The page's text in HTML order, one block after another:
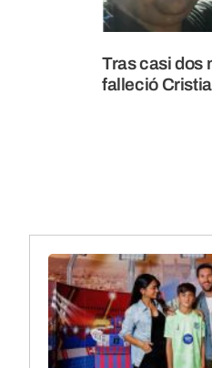
Tras casi dos
falleció